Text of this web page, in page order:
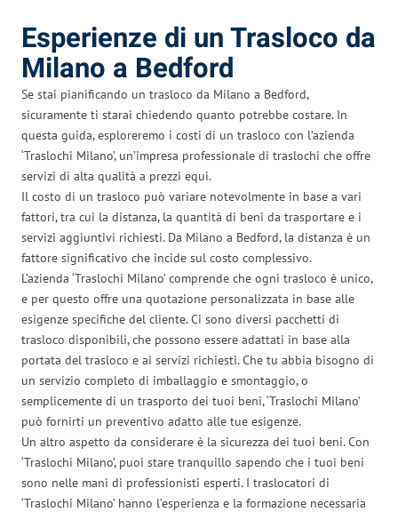
Esperienze di un Trasloco da
Milano a Bedford
Se stai pianificando un trasloco da Milano a Bedford,
sicuramente ti starai chiedendo quanto potrebbe costare. In
questa guida, esploreremo i costi di un trasloco con l’azienda
‘Traslochi Milano’, un’impresa professionale di traslochi che offre
servizi di alta qualità a prezzi equi.
Il costo di un trasloco può variare notevolmente in base a vari
fattori, tra cui la distanza, la quantità di beni da trasportare e i
servizi aggiuntivi richiesti. Da Milano a Bedford, la distanza è un
fattore significativo che incide sul costo complessivo.
L’azienda ‘Traslochi Milano’ comprende che ogni trasloco è unico,
e per questo offre una quotazione personalizzata in base alle
esigenze specifiche del cliente. Ci sono diversi pacchetti di
trasloco disponibili, che possono essere adattati in base alla
portata del trasloco e ai servizi richiesti. Che tu abbia bisogno di
un servizio completo di imballaggio e smontaggio, o
semplicemente di un trasporto dei tuoi beni, ‘Traslochi Milano’
può fornirti un preventivo adatto alle tue esigenze.
Un altro aspetto da considerare è la sicurezza dei tuoi beni. Con
‘Traslochi Milano’, puoi stare tranquillo sapendo che i tuoi beni
sono nelle mani di professionisti esperti. I traslocatori di
‘Traslochi Milano’ hanno l’esperienza e la formazione necessaria